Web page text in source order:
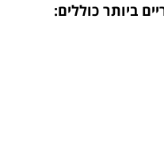
ביותר כוללים: